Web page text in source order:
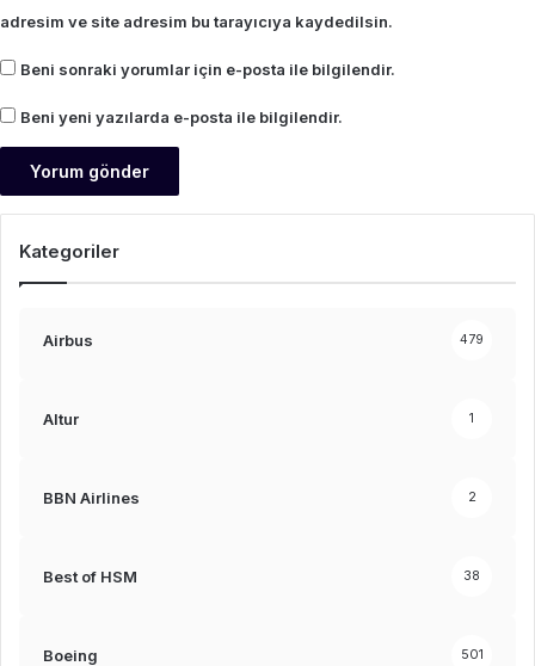
adresim ve site adresim bu tarayıcıya kaydedilsin.
Beni sonraki yorumlar için e-posta ile bilgilendir.
Beni yeni yazılarda e-posta ile bilgilendir.
Kategoriler
Airbus 479
Altur 1
BBN Airlines 2
Best of HSM 38
Boeing 501